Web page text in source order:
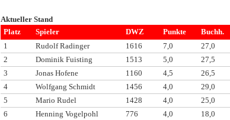
Aktueller Stand
Platz
Spieler DWZ Punkte
Buchh.
1
Rudolf Radinger 1616 7,0
27,0
2
Dominik Fuisting 1513 5,0
27,5
3
Jonas Hofene 1160 4,5
26,5
4
Wolfgang Schmidt 1456 4,0
29,0
5
Mario Rudel 1428 4,0
25,0
6
Henning Vogelpohl 776 4,0
18,0